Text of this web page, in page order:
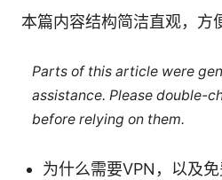
本篇内容结构简洁直观，方
Parts of this article were
assistance. Please double-
before relying on them.
为什么需要VPN，以及